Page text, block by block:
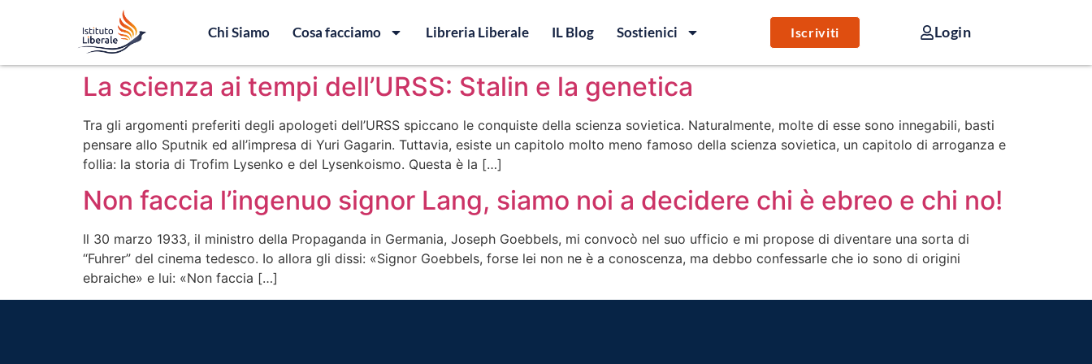
Chi Siamo Cosa facciamo Libreria Liberale IL Blog Sostienici Iscriviti Login
La scienza ai tempi dell’URSS: Stalin e la genetica
Tra gli argomenti preferiti degli apologeti dell’URSS spiccano le conquiste della scienza sovietica. Naturalmente, molte di esse sono innegabili, basti
pensare allo Sputnik ed all’impresa di Yuri Gagarin. Tuttavia, esiste un capitolo molto meno famoso della scienza sovietica, un capitolo di arroganza e
follia: la storia di Trofim Lysenko e del Lysenkoismo. Questa è la […]
Non faccia l’ingenuo signor Lang, siamo noi a decidere chi è ebreo e chi no!
Il 30 marzo 1933, il ministro della Propaganda in Germania, Joseph Goebbels, mi convocò nel suo ufficio e mi propose di diventare una sorta di
“Fuhrer” del cinema tedesco. Io allora gli dissi: «Signor Goebbels, forse lei non ne è a conoscenza, ma debbo confessarle che io sono di origini
ebraiche» e lui: «Non faccia […]